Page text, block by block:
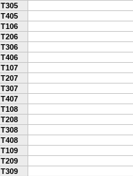
T305
T405
T106
T206
T306
T406
T107
T207
T307
T407
T108
T208
T308
T408
T109
T209
T309